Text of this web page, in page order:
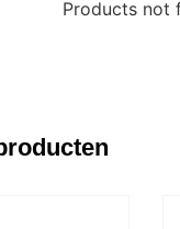
Products not